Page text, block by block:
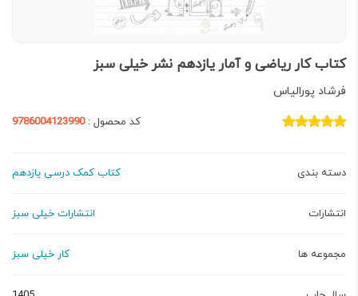
کتاب کار ریاضی و آمار یازدهم نشر خیلی سبز
فرشاد پورالیاس
کد محصول :9786004123990
دسته بندی کتاب کمک درسی یازدهم
انتشارات انتشارات خیلی سبز
مجموعه ها کار خیلی سبز